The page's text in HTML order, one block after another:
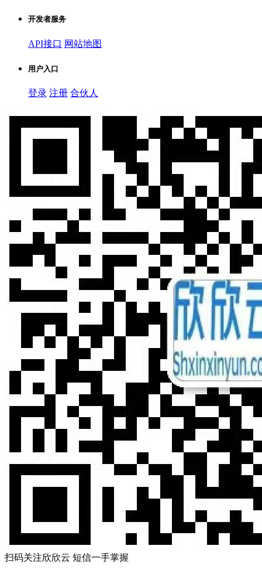
开发者服务
API接口 网站地图
用户入口
登录 注册 合伙人
扫码关注欣欣云 短信一手掌握